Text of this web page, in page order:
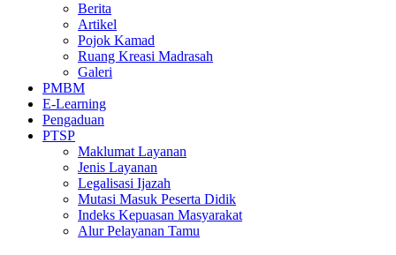
Berita
Artikel
Pojok Kamad
Ruang Kreasi Madrasah
Galeri
PMBM
E-Learning
Pengaduan
PTSP
Maklumat Layanan
Jenis Layanan
Legalisasi Ijazah
Mutasi Masuk Peserta Didik
Indeks Kepuasan Masyarakat
Alur Pelayanan Tamu